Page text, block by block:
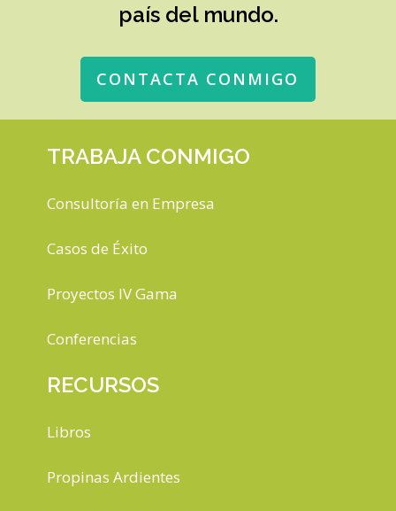
país del mundo.
CONTACTA CONMIGO
TRABAJA CONMIGO
Consultoría en Empresa
Casos de Éxito
Proyectos IV Gama
Conferencias
RECURSOS
Libros
Propinas Ardientes